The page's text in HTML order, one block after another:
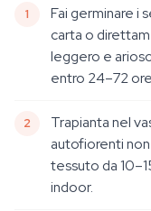
Fai germinare i
carta o
leggero e
entro 24–72
Trapianta nel
autofiorenti
tessuto da
indoor.